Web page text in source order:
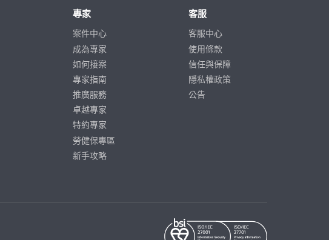
專家
案件中心
成為專家
如何接案
專家指南
推廣服務
卓越專家
特約專家
勞健保專區
新手攻略
客服
客服中心
使用條款
信任與保障
隱私權政策
公告